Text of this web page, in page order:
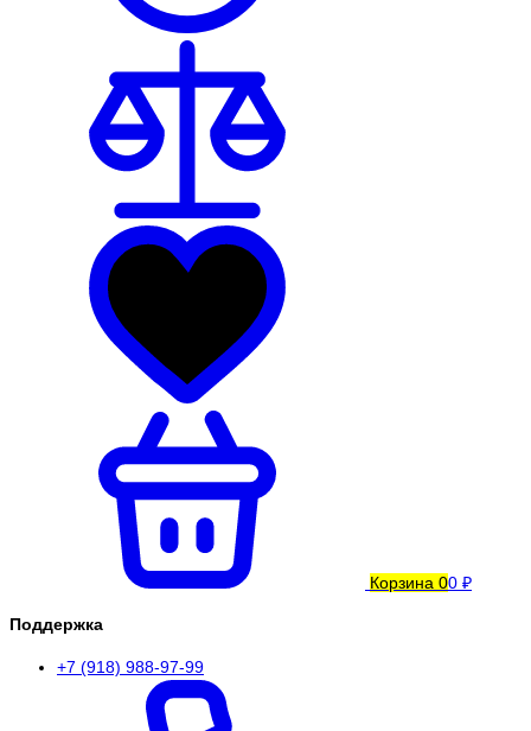
Корзина 00 ₽
Поддержка
+7 (918) 988-97-99